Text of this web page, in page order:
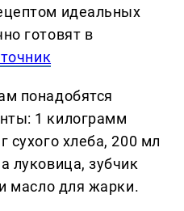
идеальных
готовят в
понадобятся
1 килограмм
сухого хлеба, 200 мл
луковица, зубчик
масло для жарки.